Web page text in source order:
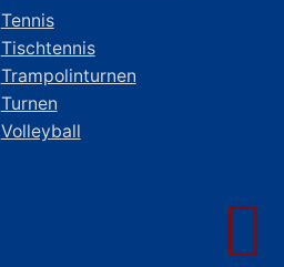
Tennis
Tischtennis
Trampolinturnen
Turnen
Volleyball